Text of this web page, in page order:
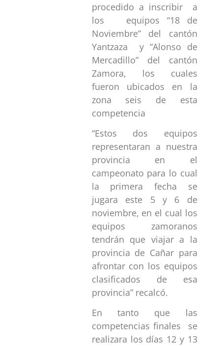
procedido a inscribir a
los equipos “18 de
Noviembre” del cantón
Yantzaza y “Alonso de
Mercadillo” del cantón
Zamora, los cuales
fueron ubicados en la
zona seis de esta
competencia
“Estos dos equipos
representaran a nuestra
provincia en el
campeonato para lo cual
la primera fecha se
jugara este 5 y 6 de
noviembre, en el cual los
equipos zamoranos
tendrán que viajar a la
provincia de Cañar para
afrontar con los equipos
clasificados de esa
provincia” recalcó.
En tanto que las
competencias finales se
realizara los días 12 y 13